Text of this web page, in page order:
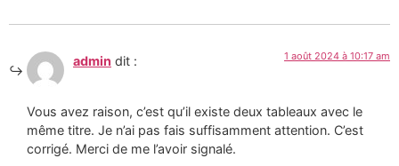
admin dit : 1 août 2024 à 10:17 am
Vous avez raison, c’est qu’il existe deux tableaux avec le
même titre. Je n’ai pas fais suffisamment attention. C’est
corrigé. Merci de me l’avoir signalé.